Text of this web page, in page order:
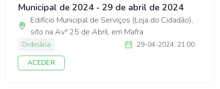
Municipal de 2024 - 29 de abril de 2024
Edifício Municipal de Serviços (Loja do Cidadão),
sito na Av.ª 25 de Abril, em Mafra
Ordinária
29-04-2024: 21:00
ACEDER